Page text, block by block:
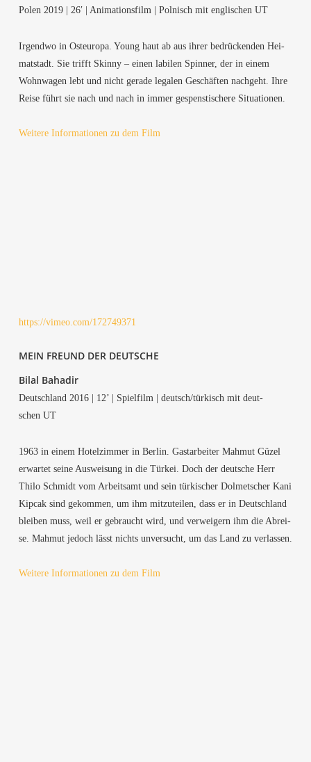
Polen 2019 | 26′ | Ani­ma­ti­ons­film | Pol­nisch mit eng­li­schen UT
Irgend­wo in Ost­eu­ro­pa. Young haut ab aus ihrer bedrü­cken­den Hei­
mat­stadt. Sie trifft Skin­ny – einen labi­len Spin­ner, der in einem
Wohn­wa­gen lebt und nicht gera­de lega­len Geschäf­ten nach­geht. Ihre
Rei­se führt sie nach und nach in immer gespens­ti­sche­re Situationen.
Wei­te­re Infor­ma­tio­nen zu dem Film
https://vimeo.com/172749371
MEIN FREUND DER DEUTSCHE
Bil­al Bahadir
Deutsch­land 2016 | 12’ | Spiel­film | deutsch/türkisch mit deut­
schen UT
1963 in einem Hotel­zim­mer in Ber­lin. Gast­ar­bei­ter Mah­mut Güzel
erwar­tet sei­ne Aus­wei­sung in die Tür­kei. Doch der deut­sche Herr
Thi­lo Schmidt vom Arbeits­amt und sein tür­ki­scher Dol­met­scher Kani
Kip­cak sind gekom­men, um ihm mit­zu­tei­len, dass er in Deutsch­land
blei­ben muss, weil er gebraucht wird, und ver­wei­gern ihm die Abrei­
se. Mah­mut jedoch lässt nichts unver­sucht, um das Land zu verlassen.
Wei­te­re Infor­ma­tio­nen zu dem Film